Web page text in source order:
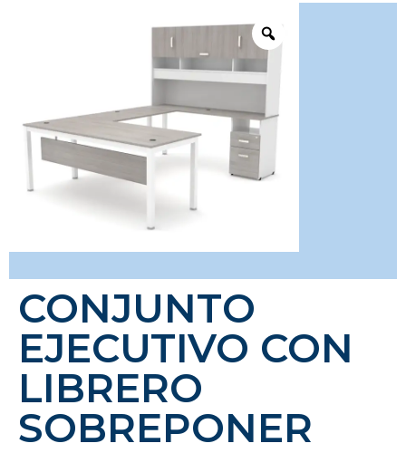
CONJUNTO
EJECUTIVO CON
LIBRERO
SOBREPONER